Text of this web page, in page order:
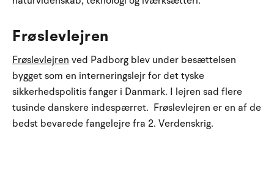
Frøslevlejren
Frøslevlejrenved Padborg blev under besættelsen
bygget som en interneringslejr for det tyske
sikkerhedspolitis fanger i Danmark. I lejren sad flere
tusinde danskere indespærret. Frøslevlejren er en af de
bedst bevarede fangelejre fra 2. Verdenskrig.